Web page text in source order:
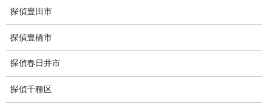
お礼の言葉
調査料金のご質問
探偵豊田市
探偵豊橋市
探偵春日井市
探偵千種区